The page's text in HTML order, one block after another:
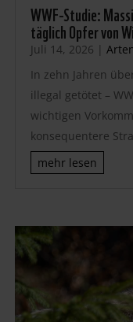
WWF-Studie:
täglich Opfer von
Juli 14, 2026 |
In zehn Jahren
illegal getötet –
wichtigen
konsequentere
mehr lesen